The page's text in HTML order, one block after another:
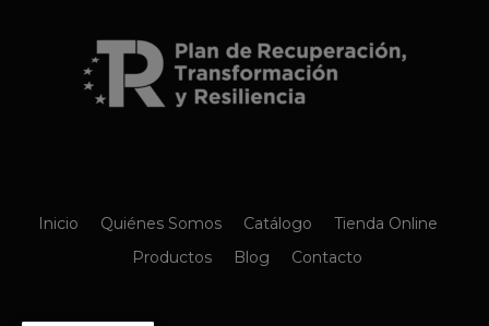
Inicio Quiénes Somos Catálogo
Tienda Online
Productos
Blog Contacto